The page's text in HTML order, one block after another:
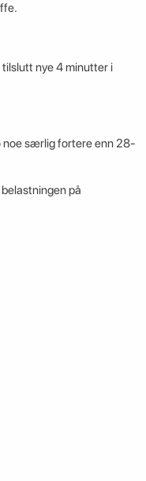
nye 4 minutter i
noe særlig fortere enn 28-
på